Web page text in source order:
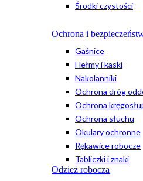
Środki czystości
Ochrona i
Gaśnice
Hełmy i kaski
Nakolanniki
Ochrona dróg
Ochrona
Ochrona słuchu
Okulary ochronne
Rękawice robocze
Tabliczki i znaki
Odzież robocza